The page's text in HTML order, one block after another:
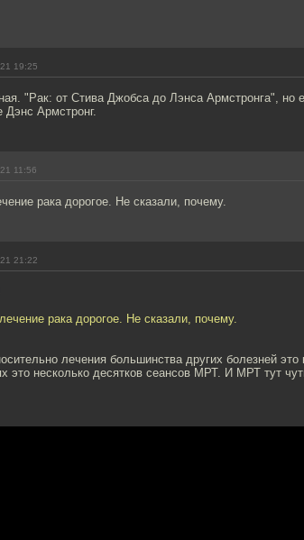
19:25
"Рак: от Стива Джобса до Лэнса Армстронга", но
Дэнс Армстронг.
11:56
рака дорогое. Не сказали, почему.
21:22
рака дорогое. Не сказали, почему.
лечения большинства других болезней
это несколько десятков сеансов МРТ. И МРТ тут